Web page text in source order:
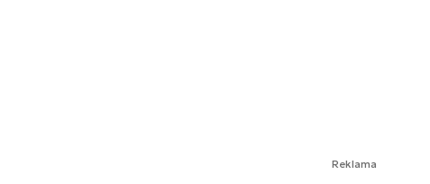
Reklama